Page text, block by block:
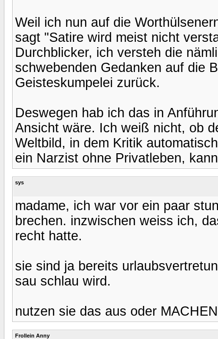
Weil ich nun auf die
sagt "Satire wird meist nicht
Durchblicker, ich versteh die
schwebenden Gedanken auf die
Geisteskumpelei zurück.
Deswegen hab ich das in
Ansicht wäre. Ich weiß nicht, ob
Weltbild, in dem Kritik
ein Narzist ohne Privatleben,
sys
madame, ich war vor ein paar
brechen. inzwischen weiss ich,
recht hatte.
sie sind ja bereits
sau schlau wird.
nutzen sie das aus oder
Frollein Anny